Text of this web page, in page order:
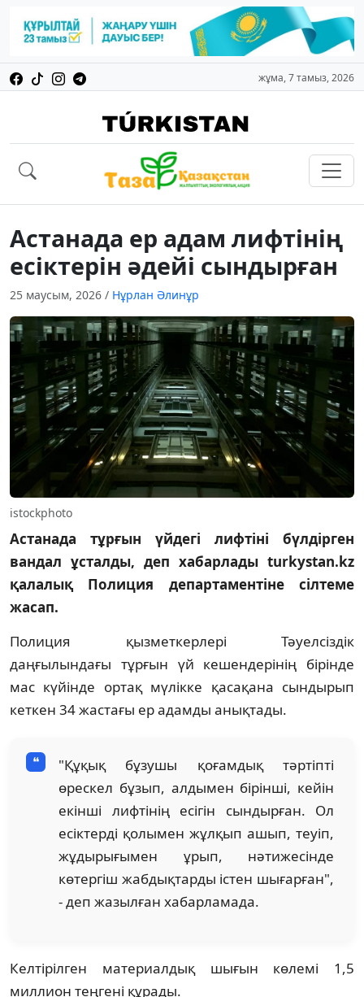
жұма, 7 тамыз, 2026
Астанада ер адам лифтінің
есіктерін әдейі сындырған
25 маусым, 2026 / Нұрлан Әлинұр
istockphoto
Астанада тұрғын үйдегі лифтіні бүлдірген
вандал ұсталды, деп хабарлады turkystan.kz
қалалық Полиция департаментіне сілтеме
жасап.
Полиция қызметкерлері Тәуелсіздік
даңғылындағы тұрғын үй кешендерінің бірінде
мас күйінде ортақ мүлікке қасақана сындырып
кеткен 34 жастағы ер адамды анықтады.
"Құқық бұзушы қоғамдық тәртіпті
өрескел бұзып, алдымен бірінші, кейін
екінші лифтінің есігін сындырған. Ол
есіктерді қолымен жұлқып ашып, теуіп,
жұдырығымен ұрып, нәтижесінде
көтергіш жабдықтарды істен шығарған",
- деп жазылған хабарламада.
Келтірілген материалдық шығын көлемі 1,5
миллион теңгені құрады.